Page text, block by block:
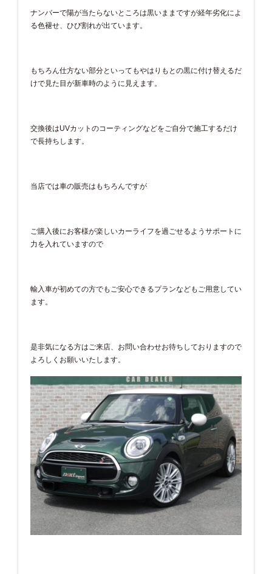
ナンバーで陽が当たらないところは黒いままですが経年劣化によ
る色褪せ、ひび割れが出ています。
もちろん仕方ない部分といってもやはりもとの黒に付け替えるだ
けで見た目が新車時のように見えます。
交換後はUVカットのコーティングなどをご自分で施工するだけ
で長持ちします。
当店では車の販売はもちろんですが
ご購入後にお客様が楽しいカーライフを過ごせるようサポートに
力を入れていますので
輸入車が初めての方でもご安心できるプランなどもご用意してい
ます。
是非気になる方はご来店、お問い合わせお待ちしておりますので
よろしくお願いいたします。